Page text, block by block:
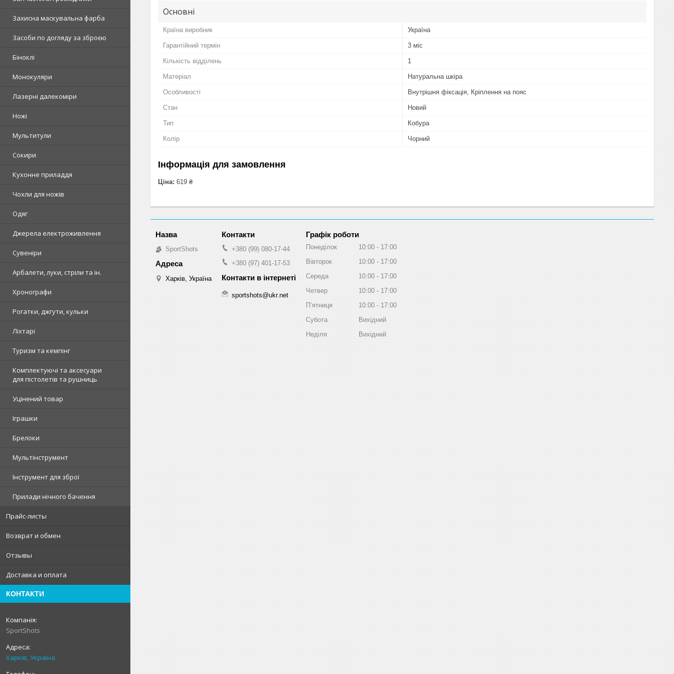
Захисна маскувальна фарба
Засоби по догляду за зброєю
Біноклі
Монокуляри
Лазерні далекоміри
Ножі
Мультитули
Сокири
Кухонне приладдя
Чохли для ножів
Одяг
Джерела електроживлення
Сувеніри
Арбалети, луки, стріли та ін.
Хронографи
Рогатки, джгути, кульки
Ліхтарі
Туризм та кемпінг
Комплектуючі та аксесуари
для пістолетів та рушниць
Уцінений товар
Іграшки
Брелоки
Мультінструмент
Інструмент для зброї
Прилади нічного бачення
Прайс-листы
Возврат и обмен
Отзывы
Доставка и оплата
КОНТАКТИ
SportShots
Харків, Україна
Основні
Країна виробник Україна
Гарантійний термін 3 міс
Кількість відділень 1
Матеріал Натуральна шкіра
Особливості Внутрішня фіксація, Кріплення на пояс
Стан Новий
Тип Кобура
Колір Чорний
Інформація для замовлення
Ціна: 619 ₴
SportShots
Харків, Україна
+380 (99) 080-17-44
+380 (97) 401-17-53
sportshots@ukr.net
Графік роботи
Понеділок 10:00
17:00
Вівторок
10:00
17:00
Середа
10:00
17:00
Четвер
10:00
17:00
Пʼятниця
10:00
17:00
Субота
Вихідний
Неділя
Вихідний